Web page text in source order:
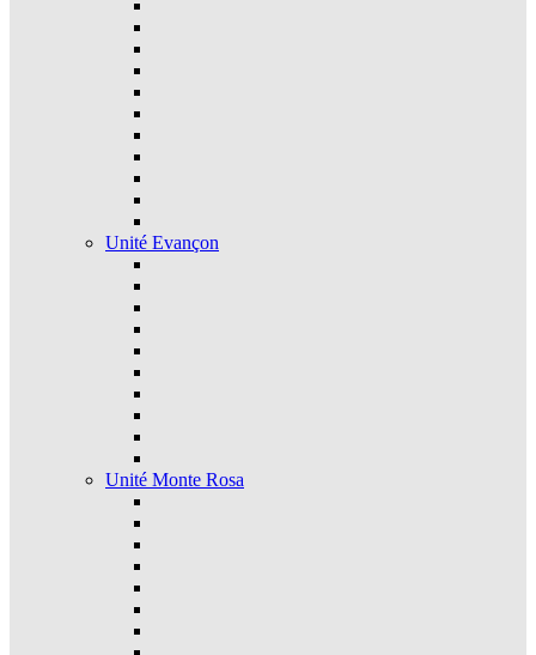
Unité Evançon
Unité Monte Rosa